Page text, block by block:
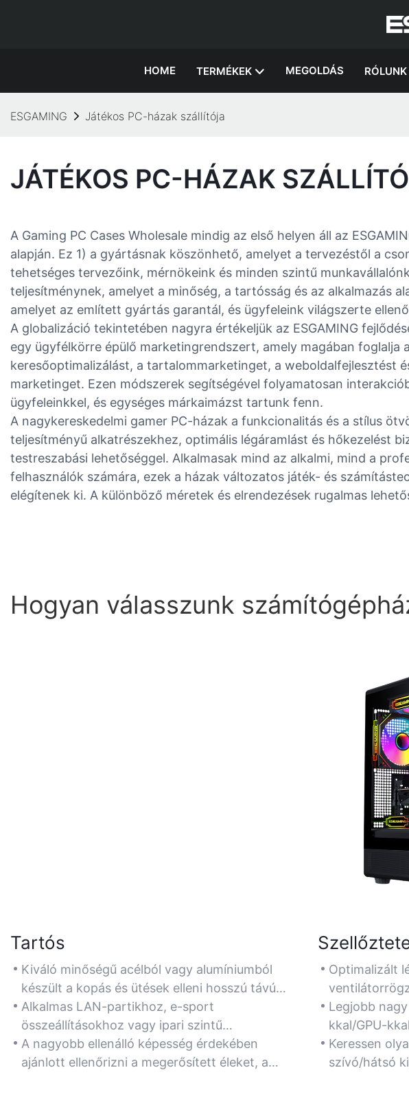
HOME TERMÉKEK MEGOLDÁS RÓLUNK
ESGAMING Játékos PC-házak szállítója
JÁTÉKOS PC-HÁZAK
A Gaming PC Cases Wholesale mindig az első helyen áll az
alapján. Ez 1) a gyártásnak köszönhető, amelyet a tervezéstől a
tehetséges tervezőink, mérnökeink és minden szintű
teljesítménynek, amelyet a minőség, a tartósság és az alkalmazás
amelyet az említett gyártás garantál, és ügyfeleink világszerte
A globalizáció tekintetében nagyra értékeljük az ESGAMING
egy ügyfélkörre épülő marketingrendszert, amely magában foglalja a
keresőoptimalizálást, a tartalommarketinget, a weboldalfejlesztést
marketinget. Ezen módszerek segítségével folyamatosan
ügyfeleinkkel, és egységes márkaimázst tartunk fenn.
A nagykereskedelmi gamer PC-házak a funkcionalitás és a stílus
teljesítményű alkatrészekhez, optimális légáramlást és hőkezelést
testreszabási lehetőséggel. Alkalmasak mind az alkalmi, mind a
felhasználók számára, ezek a házak változatos játék- és
elégítenek ki. A különböző méretek és elrendezések rugalmas
Hogyan válasszunk
Tartós
Kiváló minőségű acélból vagy alumíniumból
készült a kopás és ütések elleni hosszú távú
védelem érdekében, ideális gyakori szállításhoz
vagy intenzív játékkörnyezethez.
Alkalmas LAN-partikhoz, e-sport
összeállításokhoz vagy ipari szintű
munkaállomásokhoz, amelyek robusztus
hardverházat igényelnek.
A nagyobb ellenálló képesség érdekében
ajánlott ellenőrizni a megerősített éleket, a
Optimalizált
Legjobb
kkal/GPU-
forró
igénylő
Keressen
szívó/hátsó